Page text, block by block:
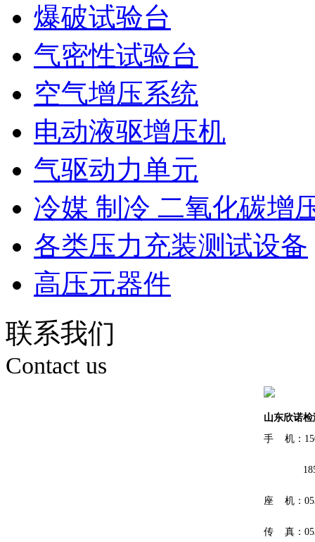
爆破试验台
气密性试验台
空气增压系统
电动液驱增压机
气驱动力单元
冷媒 制冷 二氧化碳增
各类压力充装测试设备
高压元器件
联系我们
Contact us
山东欣诺
手 机：
座 机：
传 真：